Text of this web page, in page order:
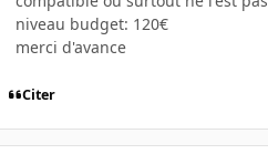
niveau budget: 120€
merci d'avance
Citer